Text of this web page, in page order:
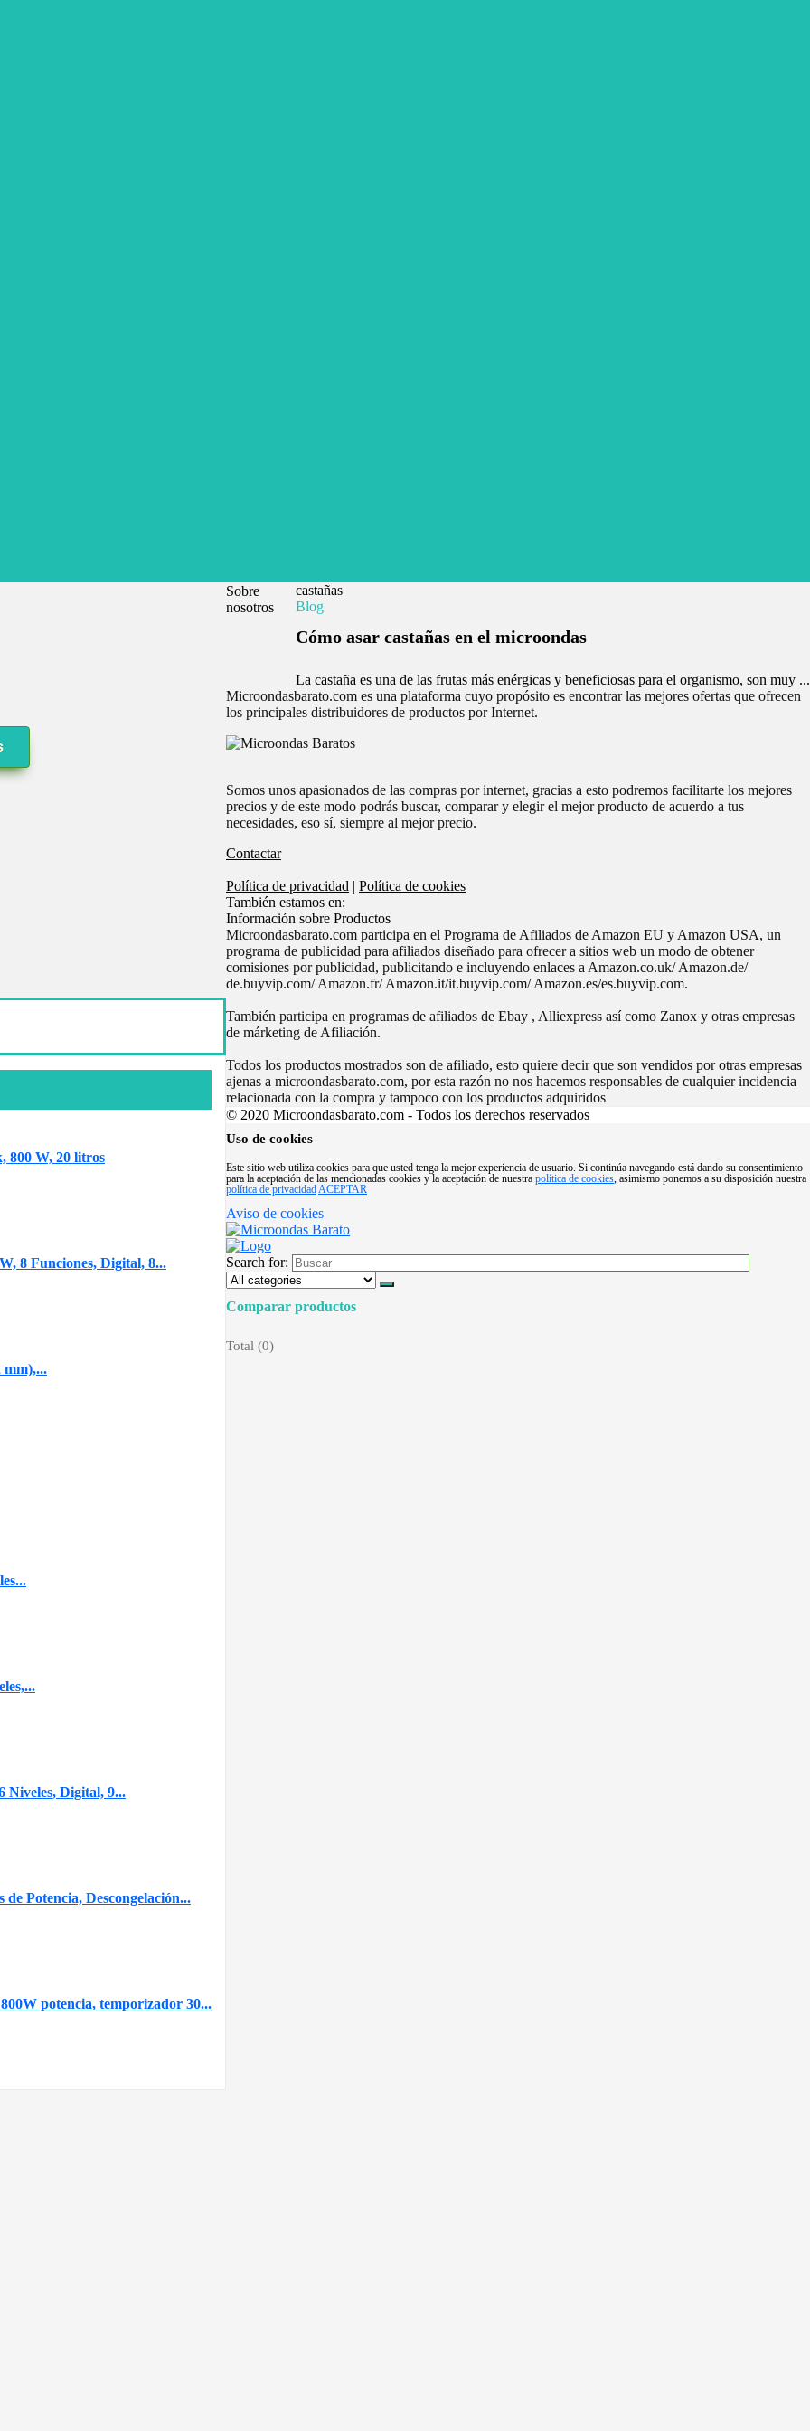
castañas
Blog
Cómo asar castañas en el microondas
La castaña es una de las frutas más enérgicas y beneficiosas para el organismo, son muy ...
800 W, 20 litros
8 Funciones, Digital, 8...
mm),...
Niveles, Digital, 9...
Potencia, Descongelación...
potencia, temporizador 30...
Sobre
nosotros
Microondasbarato.com es una plataforma cuyo propósito es encontrar las mejores ofertas que ofrecen
los principales distribuidores de productos por Internet.
Somos unos apasionados de las compras por internet, gracias a esto podremos facilitarte los mejores
precios y de este modo podrás buscar, comparar y elegir el mejor producto de acuerdo a tus
necesidades, eso sí, siempre al mejor precio.
Contactar
Política de privacidad | Política de cookies
También estamos en:
Información sobre Productos
Microondasbarato.com participa en el Programa de Afiliados de Amazon EU y Amazon USA, un
programa de publicidad para afiliados diseñado para ofrecer a sitios web un modo de obtener
comisiones por publicidad, publicitando e incluyendo enlaces a Amazon.co.uk/ Amazon.de/
de.buyvip.com/ Amazon.fr/ Amazon.it/it.buyvip.com/ Amazon.es/es.buyvip.com.
También participa en programas de afiliados de Ebay , Alliexpress así como Zanox y otras empresas
de márketing de Afiliación.
Todos los productos mostrados son de afiliado, esto quiere decir que son vendidos por otras empresas
ajenas a microondasbarato.com, por esta razón no nos hacemos responsables de cualquier incidencia
relacionada con la compra y tampoco con los productos adquiridos
© 2020 Microondasbarato.com - Todos los derechos reservados
Uso de cookies
Este sitio web utiliza cookies para que usted tenga la mejor experiencia de usuario. Si continúa navegando está dando su consentimiento
para la aceptación de las mencionadas cookies y la aceptación de nuestra política de cookies, asimismo ponemos a su disposición nuestra
política de privacidadACEPTAR
Aviso de cookies
Search for:
Comparar productos
Total (0)